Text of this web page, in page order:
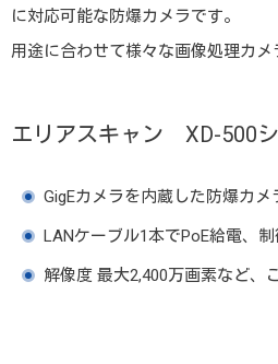
に対応可能な防爆カメラです。
用途に合わせて様々な画像処理カメ
エリアスキャン XD-500
GigEカメラを内蔵した防爆カメ
LANケーブル1本でPoE給電、
解像度 最大2,400万画素など、